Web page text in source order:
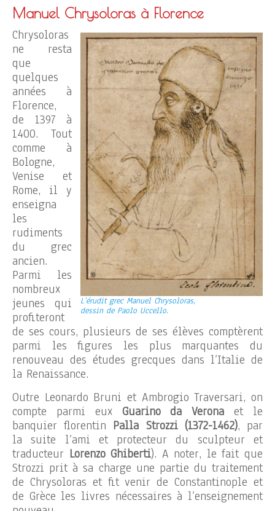
Manuel Chrysoloras à Florence
L’érudit grec Manuel Chrysoloras,
dessin de Paolo Uccello.
Chrysoloras
ne resta
que
quelques
années à
Florence,
de 1397 à
1400. Tout
comme à
Bologne,
Venise et
Rome, il y
enseigna
les
rudiments
du grec
ancien.
Parmi les
nombreux
jeunes qui
profiteront
de ses cours, plusieurs de ses élèves comptèrent
parmi les figures les plus marquantes du
renouveau des études grecques dans l’Italie de
la Renaissance.
Outre Leonardo Bruni et Ambrogio Traversari, on
compte parmi eux Guarino da Verona et le
banquier florentin Palla Strozzi (1372-1462), par
la suite l’ami et protecteur du sculpteur et
traducteur Lorenzo Ghiberti). A noter, le fait que
Strozzi prit à sa charge une partie du traitement
de Chrysoloras et fit venir de Constantinople et
de Grèce les livres nécessaires à l’enseignement